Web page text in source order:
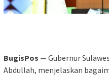
BugisPos — Gubernur
Abdullah, menjelaskan